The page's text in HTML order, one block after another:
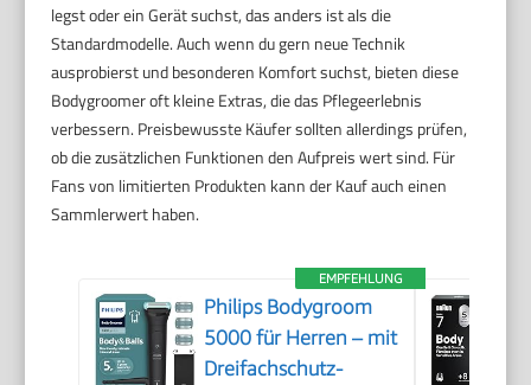
legst oder ein Gerät suchst, das anders ist als die
Standardmodelle. Auch wenn du gern neue Technik
ausprobierst und besonderen Komfort suchst, bieten diese
Bodygroomer oft kleine Extras, die das Pflegeerlebnis
verbessern. Preisbewusste Käufer sollten allerdings prüfen,
ob die zusätzlichen Funktionen den Aufpreis wert sind. Für
Fans von limitierten Produkten kann der Kauf auch einen
Sammlerwert haben.
EMPFEHLUNG
Philips Bodygroom
5000 für Herren – mit
Dreifachschutz-